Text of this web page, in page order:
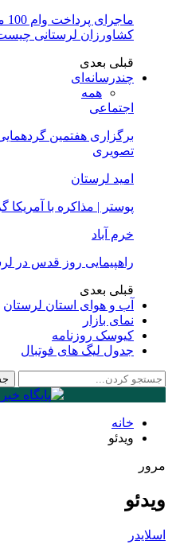
کشاورزان لرستانی
قبلی بعدی
چندرسانه‌ای
همه
اجتماعی
برگزاری هفتمین
تصویری
امید لرستان
پوستر | مذاکره با آمریکا
خرم آباد
راهپیمایی روز قدس در
قبلی بعدی
آب و هوای استان لرستان
نمای بازار
کیوسک روزنامه
جدول لیگ های فوتبال
خانه
ویدئو
مرور
ویدئو
اسلایدر